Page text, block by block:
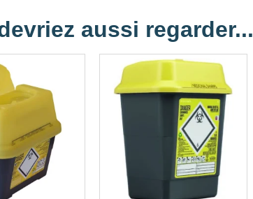
aussi regarder...